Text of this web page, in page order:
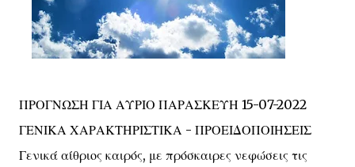
ΠΡΟΓΝΩΣΗ ΓΙΑ ΑΥΡΙΟ ΠΑΡΑΣΚΕΥΗ 15-07-2022
ΓΕΝΙΚΑ ΧΑΡΑΚΤΗΡΙΣΤΙΚΑ - ΠΡΟΕΙΔΟΠΟΙΗΣΕΙΣ
Γενικά αίθριος καιρός, με πρόσκαιρες νεφώσεις τις